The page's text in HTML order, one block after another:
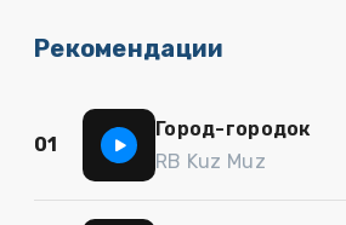
Рекомендации
01
Город-городок
RB Kuz Muz